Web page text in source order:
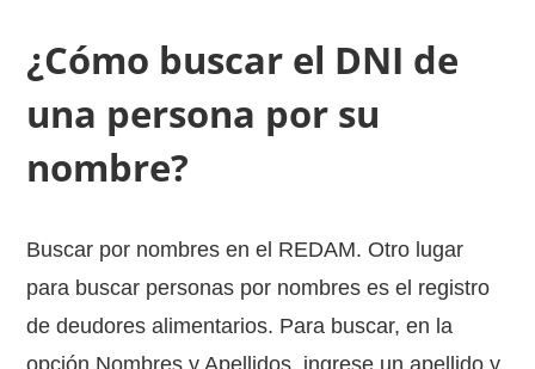
¿Cómo buscar el DNI de
una persona por su
nombre?
Buscar por nombres en el REDAM. Otro lugar
para buscar personas por nombres es el registro
de deudores alimentarios. Para buscar, en la
opción Nombres y Apellidos, ingrese un apellido y